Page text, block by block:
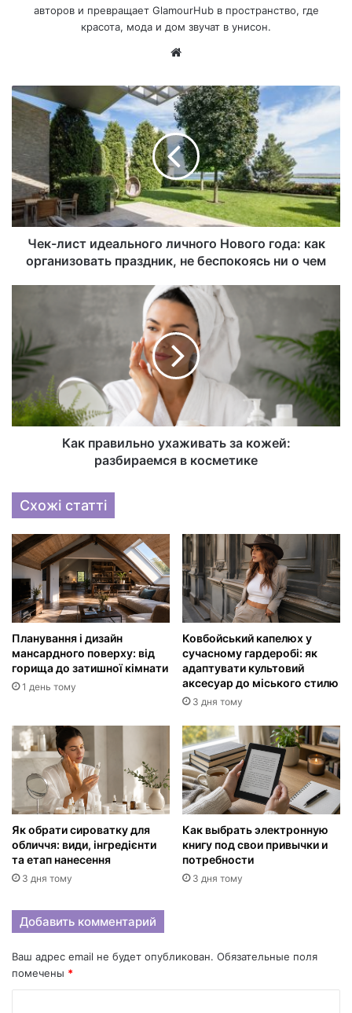
авторов и превращает GlamourHub в пространство, где
красота, мода и дом звучат в унисон.
Чек-лист идеального личного Нового года: как
организовать праздник, не беспокоясь ни о чем
Как правильно ухаживать за кожей:
разбираемся в косметике
Схожі статті
Планування і дизайн
мансардного поверху: від
горища до затишної кімнати
1 день тому
Ковбойський капелюх у
сучасному гардеробі: як
адаптувати культовий
аксесуар до міського стилю
3 дня тому
Як обрати сироватку для
обличчя: види, інгредієнти
та етап нанесення
3 дня тому
Как выбрать электронную
книгу под свои привычки и
потребности
3 дня тому
Добавить комментарий
Ваш адрес email не будет опубликован. Обязательные поля
помечены *